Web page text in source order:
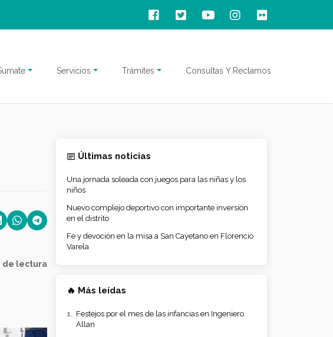
Servicios Trámites Consultas Y Reclamos
de lectura
Últimas noticias
Una jornada soleada con juegos para las niñas y los
niños
Nuevo complejo deportivo con importante inversión
en el distrito
Fe y devoción en la misa a San Cayetano en Florencio
Varela
🔥 Más leídas
Festejos por el mes de las infancias en Ingeniero
Allan